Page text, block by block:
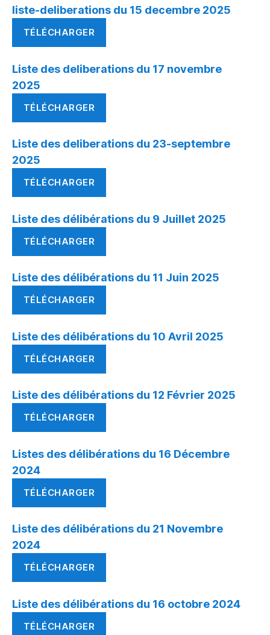
liste-deliberations du 15 decembre 2025
TÉLÉCHARGER
Liste des deliberations du 17 novembre
2025
TÉLÉCHARGER
Liste des deliberations du 23-septembre
2025
TÉLÉCHARGER
Liste des délibérations du 9 Juillet 2025
TÉLÉCHARGER
Liste des délibérations du 11 Juin 2025
TÉLÉCHARGER
Liste des délibérations du 10 Avril 2025
TÉLÉCHARGER
Liste des délibérations du 12 Février 2025
TÉLÉCHARGER
Listes des délibérations du 16 Décembre
2024
TÉLÉCHARGER
Liste des délibérations du 21 Novembre
2024
TÉLÉCHARGER
Liste des délibérations du 16 octobre 2024
TÉLÉCHARGER